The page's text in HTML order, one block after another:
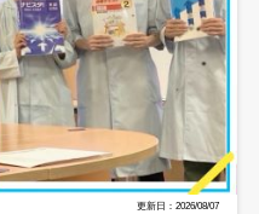
更新日：2026/08/07